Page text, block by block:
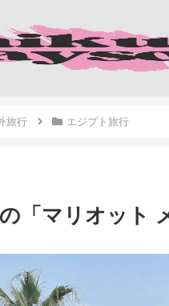
旅行 エジプト旅行
「マリオット